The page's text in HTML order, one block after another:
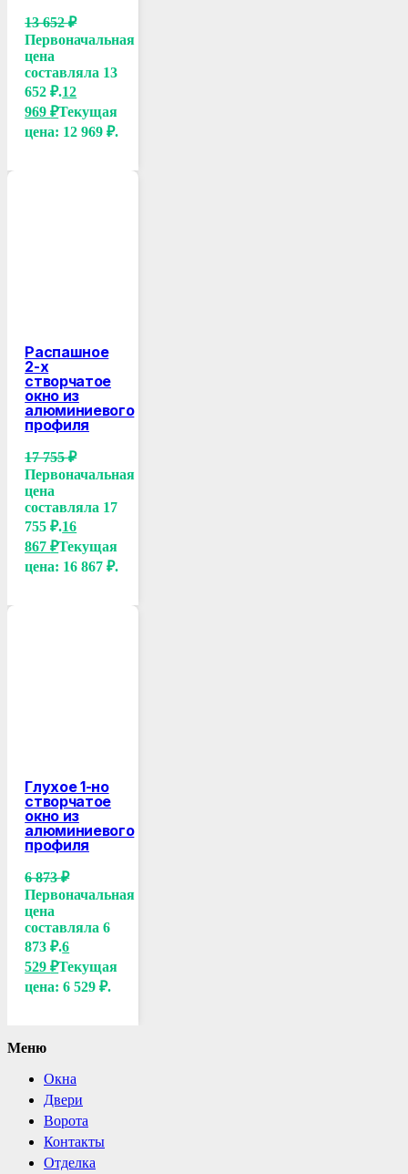
13 652₽
Первоначальная
цена
составляла 13
652 ₽.12
969₽Текущая
цена: 12 969 ₽.
Распашное
2-х
створчатое
окно из
алюминиевого
профиля
17 755₽
Первоначальная
цена
составляла 17
755 ₽.16
867₽Текущая
цена: 16 867 ₽.
Глухое 1-но
створчатое
окно из
алюминиевого
профиля
6 873₽
Первоначальная
цена
составляла 6
873 ₽.6
529₽Текущая
цена: 6 529 ₽.
Меню
Окна
Двери
Ворота
Контакты
Отделка